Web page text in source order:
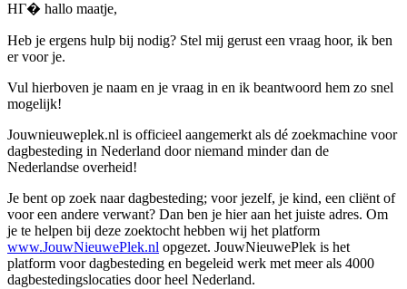
HГ� hallo maatje,
Heb je ergens hulp bij nodig? Stel mij gerust een vraag hoor, ik ben
er voor je.
Vul hierboven je naam en je vraag in en ik beantwoord hem zo snel
mogelijk!
Jouwnieuweplek.nl is officieel aangemerkt als dé zoekmachine voor
dagbesteding in Nederland door niemand minder dan de
Nederlandse overheid!
Je bent op zoek naar dagbesteding; voor jezelf, je kind, een cliënt of
voor een andere verwant? Dan ben je hier aan het juiste adres. Om
je te helpen bij deze zoektocht hebben wij het platform
www.JouwNieuwePlek.nl opgezet. JouwNieuwePlek is het
platform voor dagbesteding en begeleid werk met meer als 4000
dagbestedingslocaties door heel Nederland.